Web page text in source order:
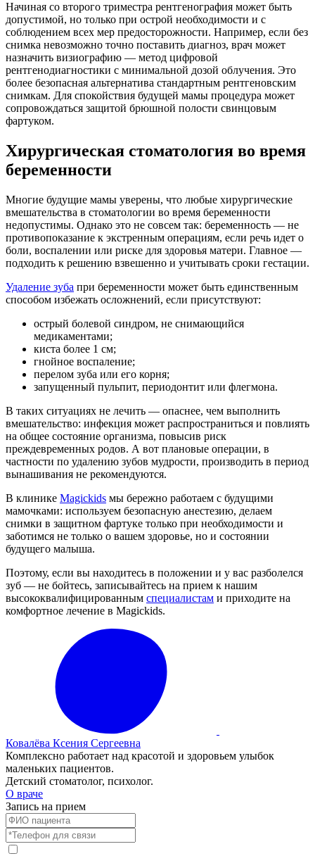
Начиная со второго триместра рентгенография может быть
допустимой, но только при острой необходимости и с
соблюдением всех мер предосторожности. Например, если без
снимка невозможно точно поставить диагноз, врач может
назначить визиографию — метод цифровой
рентгенодиагностики с минимальной дозой облучения. Это
более безопасная альтернатива стандартным рентгеновским
снимкам. Для спокойствия будущей мамы процедура может
сопровождаться защитой брюшной полости свинцовым
фартуком.
Хирургическая стоматология во время
беременности
Многие будущие мамы уверены, что любые хирургические
вмешательства в стоматологии во время беременности
недопустимы. Однако это не совсем так: беременность — не
противопоказание к экстренным операциям, если речь идет о
боли, воспалении или риске для здоровья матери. Главное —
подходить к решению взвешенно и учитывать сроки гестации.
Удаление зуба при беременности может быть единственным
способом избежать осложнений, если присутствуют:
острый болевой синдром, не снимающийся
медикаментами;
киста более 1 см;
гнойное воспаление;
перелом зуба или его корня;
запущенный пульпит, периодонтит или флегмона.
В таких ситуациях не лечить — опаснее, чем выполнить
вмешательство: инфекция может распространиться и повлиять
на общее состояние организма, повысив риск
преждевременных родов. А вот плановые операции, в
частности по удалению зубов мудрости, производить в период
вынашивания не рекомендуются.
В клинике Magickids мы бережно работаем с будущими
мамочками: используем безопасную анестезию, делаем
снимки в защитном фартуке только при необходимости и
заботимся не только о вашем здоровье, но и состоянии
будущего малыша.
Поэтому, если вы находитесь в положении и у вас разболелся
зуб — не бойтесь, записывайтесь на прием к нашим
высококвалифицированным специалистам и приходите на
комфортное лечение в Magickids.
Ковалёва Ксения Сергеевна
Комплексно работает над красотой и здоровьем улыбок
маленьких пациентов.
Детский стоматолог, психолог.
О враче
Запись на прием